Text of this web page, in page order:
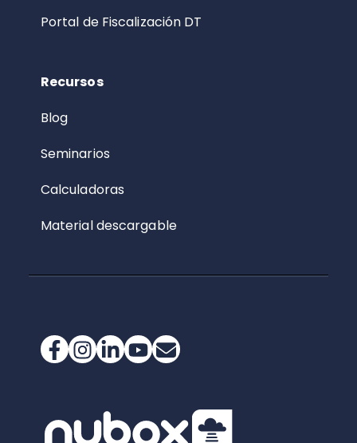
Portal de Fiscalización DT
Recursos
Blog
Seminarios
Calculadoras
Material descargable